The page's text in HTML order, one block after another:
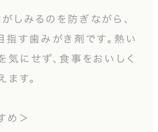
しみるのを防ぎながら、
指す歯みがき剤です。熱い
気にせず、食事をおいしく
す。
め＞